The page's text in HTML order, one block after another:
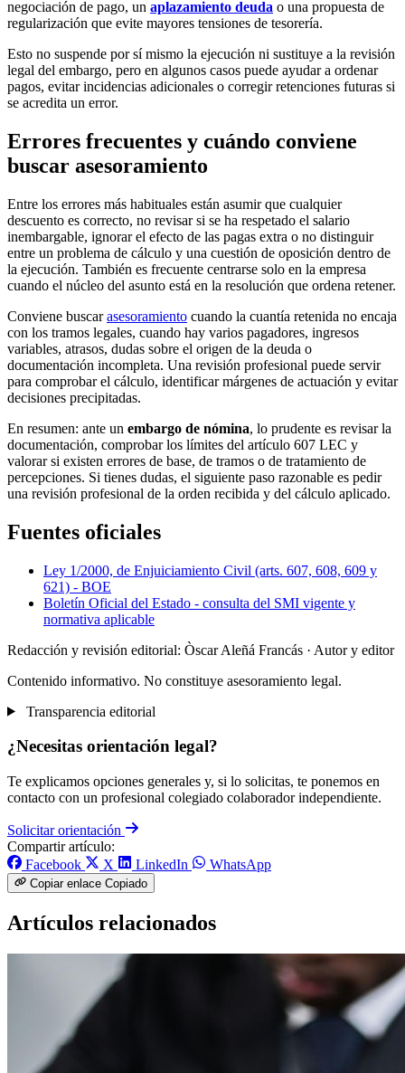
negociación de pago, un aplazamiento deuda o una propuesta de
regularización que evite mayores tensiones de tesorería.
Esto no suspende por sí mismo la ejecución ni sustituye a la revisión
legal del embargo, pero en algunos casos puede ayudar a ordenar
pagos, evitar incidencias adicionales o corregir retenciones futuras si
se acredita un error.
Errores frecuentes y cuándo conviene
buscar asesoramiento
Entre los errores más habituales están asumir que cualquier
descuento es correcto, no revisar si se ha respetado el salario
inembargable, ignorar el efecto de las pagas extra o no distinguir
entre un problema de cálculo y una cuestión de oposición dentro de
la ejecución. También es frecuente centrarse solo en la empresa
cuando el núcleo del asunto está en la resolución que ordena retener.
Conviene buscarasesoramiento cuando la cuantía retenida no encaja
con los tramos legales, cuando hay varios pagadores, ingresos
variables, atrasos, dudas sobre el origen de la deuda o
documentación incompleta. Una revisión profesional puede servir
para comprobar el cálculo, identificar márgenes de actuación y evitar
decisiones precipitadas.
En resumen: ante un embargo de nómina, lo prudente es revisar la
documentación, comprobar los límites del artículo 607 LEC y
valorar si existen errores de base, de tramos o de tratamiento de
percepciones. Si tienes dudas, el siguiente paso razonable es pedir
una revisión profesional de la orden recibida y del cálculo aplicado.
Fuentes oficiales
Ley 1/2000, de Enjuiciamiento Civil (arts. 607, 608, 609 y
621) - BOE
Boletín Oficial del Estado - consulta del SMI vigente y
normativa aplicable
Redacción y revisión editorial: Òscar Aleñá Francás · Autor y editor
Contenido informativo. No constituye asesoramiento legal.
Transparencia editorial
¿Necesitas orientación legal?
Te explicamos opciones generales y, si lo solicitas, te ponemos en
contacto con un profesional colegiado colaborador independiente.
Solicitar orientación
Compartir artículo:
Facebook
X LinkedIn WhatsApp
Copiar enlace Copiado
Artículos relacionados